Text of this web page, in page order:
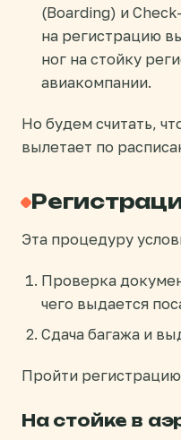
(Boarding) и
на регистрацию
ног на стойку
авиакомпании.
Но будем считать,
вылетает по
Эта процедуру
Проверка
чего выдается
Сдача багажа и
Пройти
На стойке в